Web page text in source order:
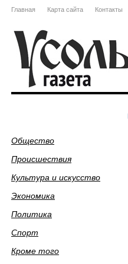
Главная Карта сайта Контакты
Общество
Происшествия
Культура и искусство
Экономика
Политика
Спорт
Кроме того